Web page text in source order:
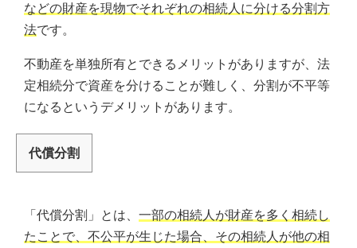
などの財産を現物でそれぞれの相続人に分ける分割方
法です。
不動産を単独所有とできるメリットがありますが、法
定相続分で資産を分けることが難しく、分割が不平等
になるというデメリットがあります。
代償分割
「代償分割」とは、 一部の相続人が財産を多く相続し
たことで、不公平が生じた場合、その相続人が他の相